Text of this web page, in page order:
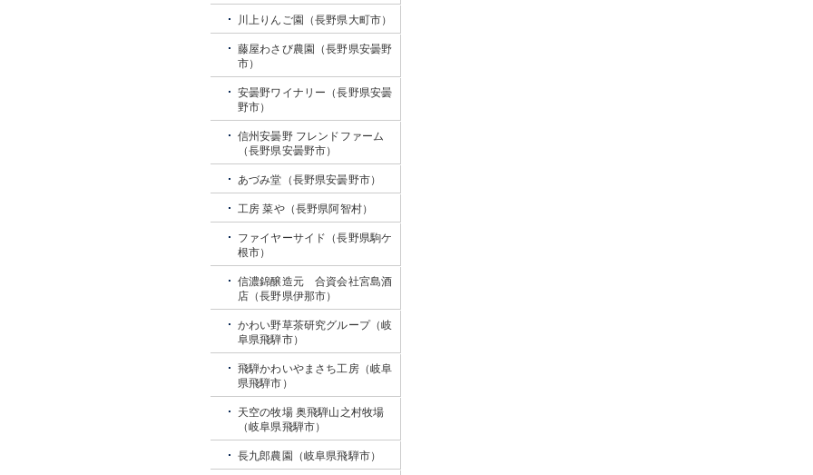
川上りんご園（長野県大町市）
藤屋わさび農園（長野県安曇野
市）
安曇野ワイナリー（長野県安曇
野市）
信州安曇野 フレンドファーム
（長野県安曇野市）
あづみ堂（長野県安曇野市）
工房 菜や（長野県阿智村）
ファイヤーサイド（長野県駒ケ
根市）
信濃錦醸造元 合資会社宮島酒
店（長野県伊那市）
かわい野草茶研究グループ（岐
阜県飛騨市）
飛騨かわいやまさち工房（岐阜
県飛騨市）
天空の牧場 奥飛騨山之村牧場
（岐阜県飛騨市）
長九郎農園（岐阜県飛騨市）